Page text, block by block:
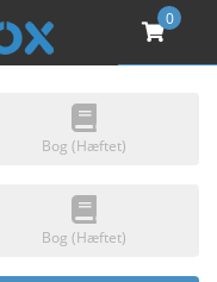
0
Bog (Hæftet)
Bog (Hæftet)